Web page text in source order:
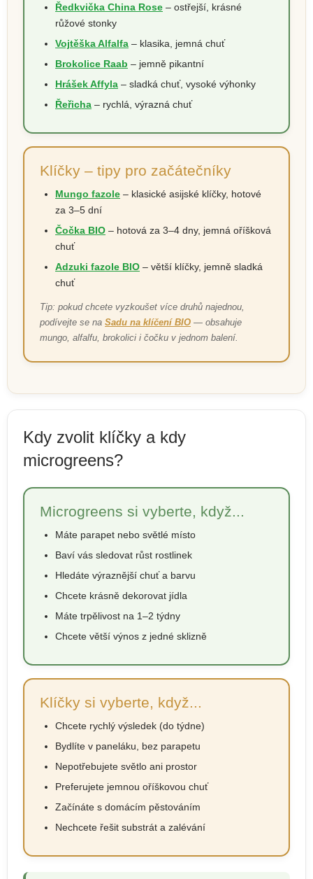
Ředkvička China Rose – ostřejší, krásné
růžové stonky
Vojtěška Alfalfa – klasika, jemná chuť
Brokolice Raab – jemně pikantní
Hrášek Affyla – sladká chuť, vysoké výhonky
Řeřicha – rychlá, výrazná chuť
Klíčky – tipy pro začátečníky
Mungo fazole – klasické asijské klíčky, hotové
za 3–5 dní
Čočka BIO – hotová za 3–4 dny, jemná oříšková
chuť
Adzuki fazole BIO – větší klíčky, jemně sladká
chuť
Tip: pokud chcete vyzkoušet více druhů najednou,
podívejte se na Sadu na klíčení BIO — obsahuje
mungo, alfalfu, brokolici i čočku v jednom balení.
Kdy zvolit klíčky a kdy
microgreens?
Microgreens si vyberte, když...
Máte parapet nebo světlé místo
Baví vás sledovat růst rostlinek
Hledáte výraznější chuť a barvu
Chcete krásně dekorovat jídla
Máte trpělivost na 1–2 týdny
Chcete větší výnos z jedné sklizně
Klíčky si vyberte, když...
Chcete rychlý výsledek (do týdne)
Bydlíte v paneláku, bez parapetu
Nepotřebujete světlo ani prostor
Preferujete jemnou oříškovou chuť
Začínáte s domácím pěstováním
Nechcete řešit substrát a zalévání